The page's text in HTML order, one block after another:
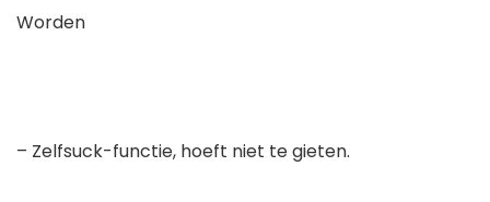
Worden
– Zelfsuck-functie, hoeft niet te gieten.